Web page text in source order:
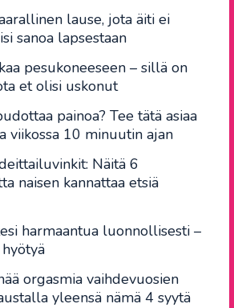
lause, jota äiti ei
sanoa lapsestaan
pesukoneeseen – sillä on
et olisi uskonut
painoa? Tee tätä asiaa
viikossa 10 minuutin ajan
Näitä 6
naisen kannattaa etsiä
harmaantua luonnollisesti –
orgasmia vaihdevuosien
yleensä nämä 4 syytä